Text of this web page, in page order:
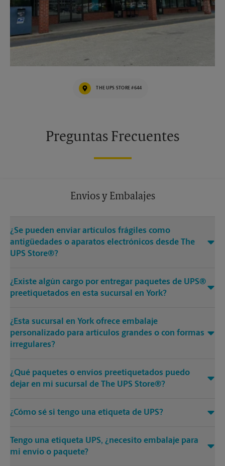
THE UPS STORE #644
Preguntas Frecuentes
Envios y Embalajes
¿Se pueden enviar artículos frágiles como
antigüedades o aparatos electrónicos desde The
UPS Store®?
¿Existe algún cargo por entregar paquetes de UPS®
preetiquetados en esta sucursal en York?
¿Esta sucursal en York ofrece embalaje
personalizado para artículos grandes o con formas
irregulares?
¿Qué paquetes o envíos preetiquetados puedo
dejar en mi sucursal de The UPS Store®?
¿Cómo sé si tengo una etiqueta de UPS?
Tengo una etiqueta UPS, ¿necesito embalaje para
mi envío o paquete?